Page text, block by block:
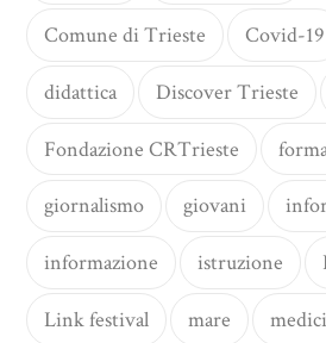
Comune di Trieste Covid-19
didattica Discover Trieste
Fondazione CRTrieste
giornalismo giovani
informazione istruzione
Link festival mare